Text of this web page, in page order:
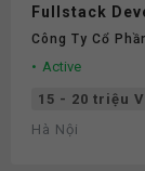
Fullstack
Công Ty Cổ
Active
15 - 20 triệu
Hà Nội